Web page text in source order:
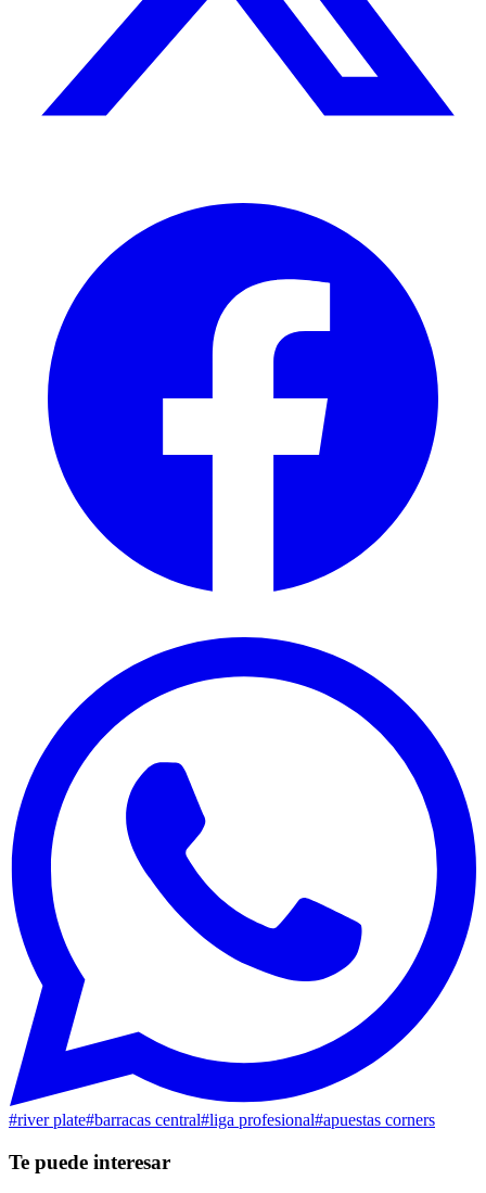
#river plate#barracas central#liga profesional#apuestas corners
Te puede interesar